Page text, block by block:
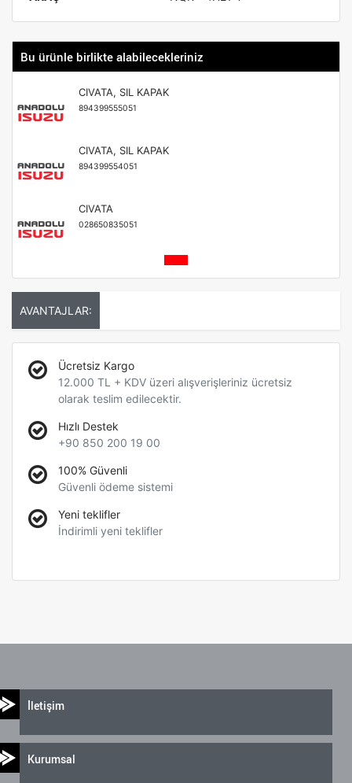
Bu ürünle birlikte alabilecekleriniz
CIVATA, SIL KAPAK
894399555051
CIVATA, SIL KAPAK
894399554051
CIVATA
028650835051
AVANTAJLAR:
Ücretsiz Kargo
12.000 TL + KDV üzeri alışverişleriniz ücretsiz
olarak teslim edilecektir.
Hızlı Destek
+90 850 200 19 00
100% Güvenli
Güvenli ödeme sistemi
Yeni teklifler
İndirimli yeni teklifler
İletişim
Kurumsal